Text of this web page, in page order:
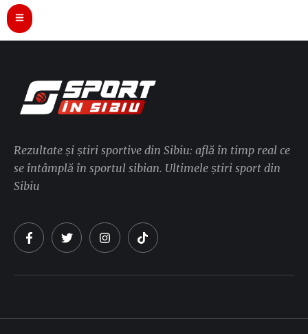
Rezultate și știri sportive din Sibiu: află în timp real ce
se întâmplă în sportul sibian. Ultimele știri sport din
Sibiu